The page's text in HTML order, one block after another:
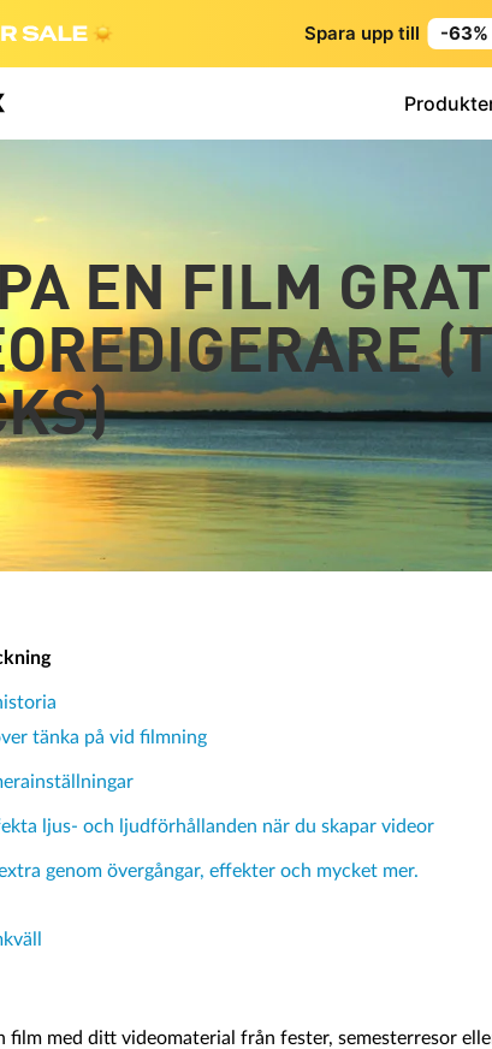
Spara upp till -63%
EN FILM
tänka på vid filmning
ljus- och ljudförhållanden när du skapar videor
genom övergångar, effekter och mycket mer.
film med ditt videomaterial från fester, semesterresor